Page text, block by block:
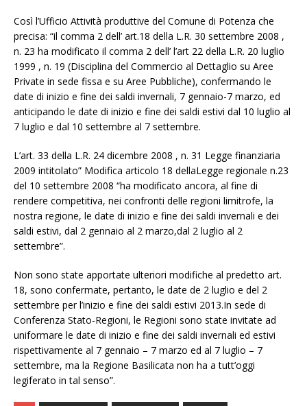
Così l’Ufficio Attività produttive del Comune di Potenza che
precisa: “il comma 2 dell’ art.18 della L.R. 30 settembre 2008 ,
n. 23 ha modificato il comma 2 dell’ l’art 22 della L.R. 20 luglio
1999 , n. 19 (Disciplina del Commercio al Dettaglio su Aree
Private in sede fissa e su Aree Pubbliche), confermando le
date di inizio e fine dei saldi invernali, 7 gennaio-7 marzo, ed
anticipando le date di inizio e fine dei saldi estivi dal 10 luglio al
7 luglio e dal 10 settembre al 7 settembre.
L’art. 33 della L.R. 24 dicembre 2008 , n. 31 Legge finanziaria
2009 intitolato” Modifica articolo 18 dellaLegge regionale n.23
del 10 settembre 2008 “ha modificato ancora, al fine di
rendere competitiva, nei confronti delle regioni limitrofe, la
nostra regione, le date di inizio e fine dei saldi invernali e dei
saldi estivi, dal 2 gennaio al 2 marzo,dal 2 luglio al 2
settembre”.
Non sono state apportate ulteriori modifiche al predetto art.
18, sono confermate, pertanto, le date de 2 luglio e del 2
settembre per l’inizio e fine dei saldi estivi 2013.In sede di
Conferenza Stato-Regioni, le Regioni sono state invitate ad
uniformare le date di inizio e fine dei saldi invernali ed estivi
rispettivamente al 7 gennaio – 7 marzo ed al 7 luglio – 7
settembre, ma la Regione Basilicata non ha a tutt’oggi
legiferato in tal senso”.